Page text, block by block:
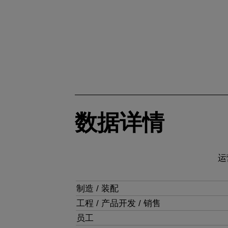
数据详情
运
制造 / 装配
工程 / 产品开发 / 销售
员工